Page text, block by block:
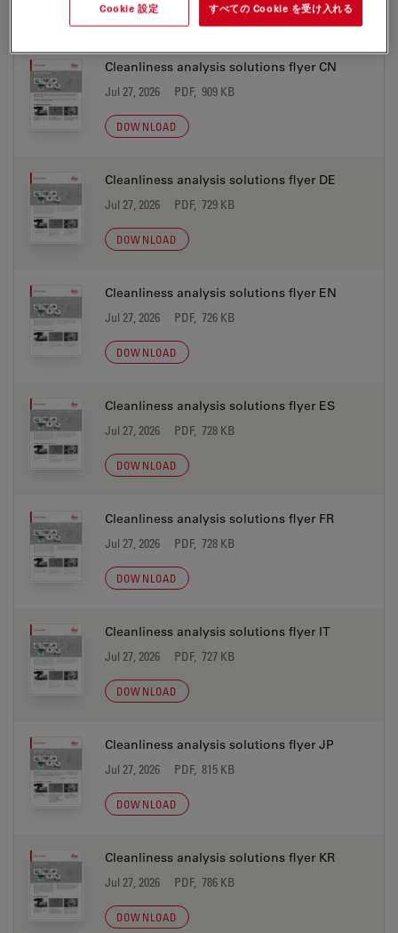
BROCHURE OR FLYER
Cleanliness analysis solutions flyer CN
Jul 27, 2026 PDF, 909 KB
DOWNLOAD
Cleanliness analysis solutions flyer DE
Jul 27, 2026 PDF, 729 KB
DOWNLOAD
Cleanliness analysis solutions flyer EN
Jul 27, 2026 PDF, 726 KB
DOWNLOAD
Cleanliness analysis solutions flyer ES
Jul 27, 2026 PDF, 728 KB
DOWNLOAD
Cleanliness analysis solutions flyer FR
Jul 27, 2026 PDF, 728 KB
DOWNLOAD
Cleanliness analysis solutions flyer IT
Jul 27, 2026 PDF, 727 KB
DOWNLOAD
Cleanliness analysis solutions flyer JP
Jul 27, 2026 PDF, 815 KB
DOWNLOAD
Cleanliness analysis solutions flyer KR
Jul 27, 2026 PDF, 786 KB
DOWNLOAD
Cookie 設定 すべての Cookie を受け入れる